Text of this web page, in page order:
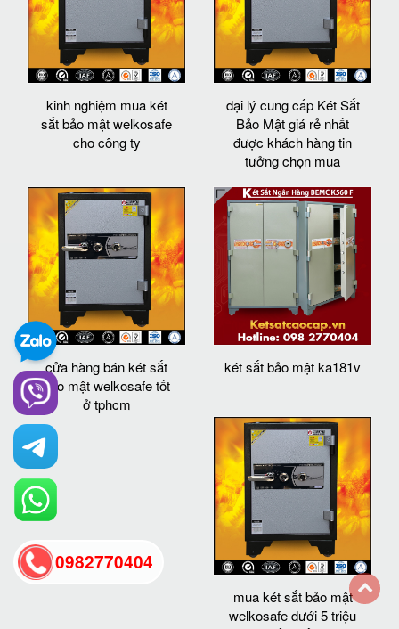
kinh nghiệm mua két
sắt bảo mật welkosafe
cho công ty
đại lý cung cấp Két Sắt
Bảo Mật giá rẻ nhất
được khách hàng tin
tưởng chọn mua
cửa hàng bán két sắt
bảo mật welkosafe tốt
ở tphcm
két sắt bảo mật ka181v
mua két sắt bảo mật
welkosafe dưới 5 triệu
0982770404
back